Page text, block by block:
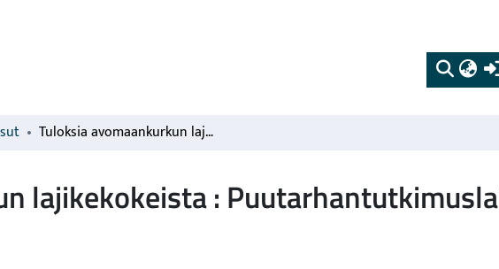
Tuloksia avomaankurkun lajikekokeista : Puutarhantutkimuslaitoksella vuosina 1956-58
lajikekokeista :